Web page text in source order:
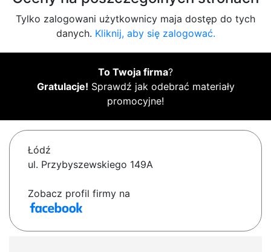
Tylko zalogowani użytkownicy maja dostęp do tych
danych. Kliknij, aby się zalogować.
To Twoja firma?
Gratulacje! Sprawdź jak odebrać materiały
promocyjne!
Łódź
ul. Przybyszewskiego 149A
Zobacz profil firmy na